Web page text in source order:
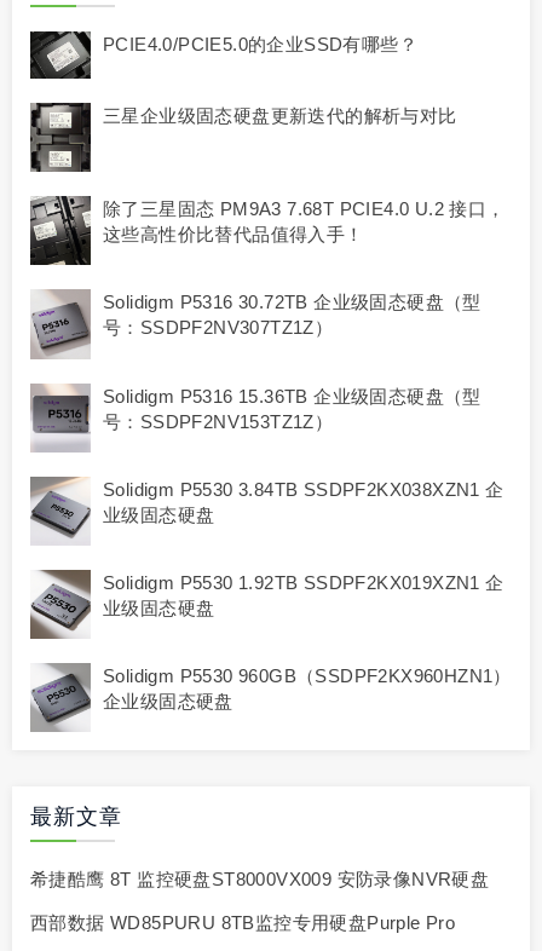
PCIE4.0/PCIE5.0的企业SSD有哪些？
三星企业级固态硬盘更新迭代的解析与对比
除了三星固态 PM9A3 7.68T PCIE4.0 U.2 接口，
这些高性价比替代品值得入手！
Solidigm P5316 30.72TB 企业级固态硬盘（型
号：SSDPF2NV307TZ1Z）
Solidigm P5316 15.36TB 企业级固态硬盘（型
号：SSDPF2NV153TZ1Z）
Solidigm P5530 3.84TB SSDPF2KX038XZN1 企
业级固态硬盘
Solidigm P5530 1.92TB SSDPF2KX019XZN1 企
业级固态硬盘
Solidigm P5530 960GB（SSDPF2KX960HZN1）
企业级固态硬盘
最新文章
希捷酷鹰 8T 监控硬盘ST8000VX009 安防录像NVR硬盘
西部数据 WD85PURU 8TB监控专用硬盘Purple Pro